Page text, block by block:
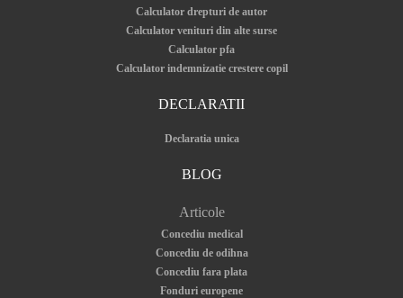
Conventie civila: aspecte importante de
Calculator drepturi de autor
Calculator venituri din alte surse
Calculator pfa
Calculator indemnizatie crestere copil
DECLARATII
Declaratia unica
BLOG
Articole
Concediu medical
Concediu de odihna
Concediu fara plata
Fonduri europene